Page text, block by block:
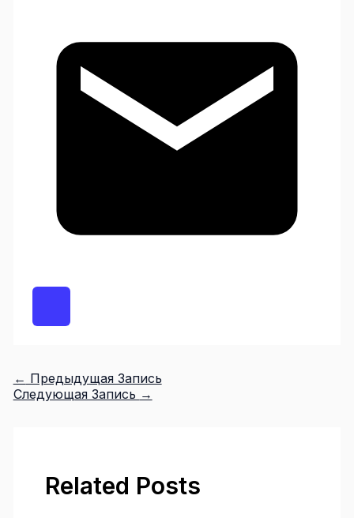
← Предыдущая Запись
Следующая Запись →
Related Posts